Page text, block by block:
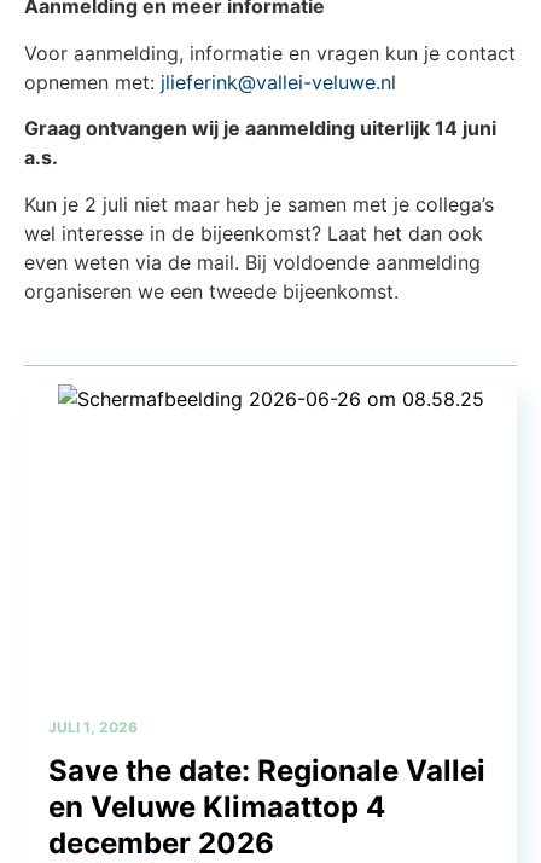
Aanmelding en meer informatie
Voor aanmelding, informatie en vragen kun je contact
opnemen met: jlieferink@vallei-veluwe.nl
Graag ontvangen wij je aanmelding uiterlijk 14 juni
a.s.
Kun je 2 juli niet maar heb je samen met je collega’s
wel interesse in de bijeenkomst? Laat het dan ook
even weten via de mail. Bij voldoende aanmelding
organiseren we een tweede bijeenkomst.
JULI 1, 2026
Save the date: Regionale Vallei
en Veluwe Klimaattop 4
december 2026